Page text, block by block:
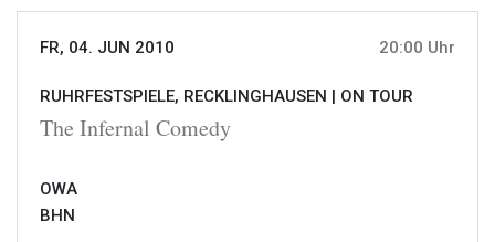
FR, 04. JUN 2010 20:00 Uhr
RUHRFESTSPIELE, RECKLINGHAUSEN | ON TOUR
The Infernal Comedy
OWA
BHN